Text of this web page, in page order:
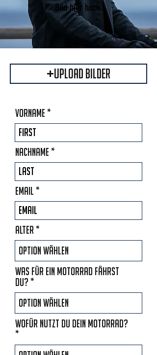
Bild hier hoch.
Upload Bilder
Vorname
Nachname
Email
Alter
Was für ein Motorrad fährst
du?
Wofür nutzt du dein Motorrad?